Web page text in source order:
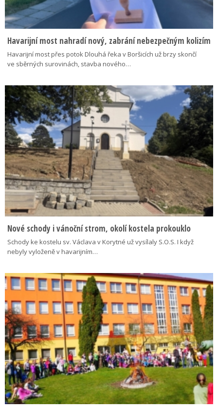
Havarijní most nahradí nový, zabrání nebezpečným kolizím
Havarijní most přes potok Dlouhá řeka v Boršicích už brzy skončí
ve sběrných surovinách, stavba nového…
Nové schody i vánoční strom, okolí kostela prokouklo
Schody ke kostelu sv. Václava v Korytné už vysílaly S.O.S. I když
nebyly vyloženě v havarijním…